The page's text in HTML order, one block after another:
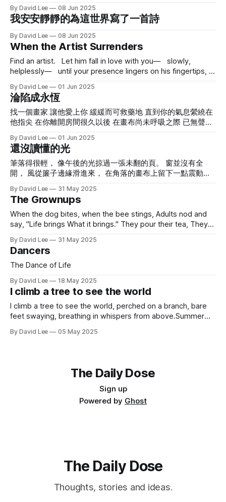
邊看天邊的雲。 吃到一半，小胖偉問：「如果我想走去看
海，可以怎麼走？」 老胖偉想了想，說：「地上的溪流啊，
大多最後都會流進海裡。所以想找海邊，順著溪流走，方向通
常沒錯。」 他頓了頓，看著小胖偉認真點頭，接著又補了一
句： 「但記得喔，有的路人能走，車卻過不去；有的看起來
通，其實會斷在半路。還有些地方是瀑布，落差比好幾層樓還
高—
「請交代主詞！動詞去了哪裡？」 詩沒有身分證號碼， 無法
完成筆錄。 拒絕配合調查， 不願簽下格式化的感情供詞。 帶
著紅筆走進夜裡， 改正錯字，改不動那段沉默的記憶。 語法
書的邊角捲起，像沒說完的話， 把情感分類歸檔，卻始終找
不到「妳」的標籤。 天要亮的時候，對著捏皺了空白的訴
然後，放下紅筆， 任一顆標點之外的心跳 自由地， 摔落。
⸻ 詩歌版本二 文法警察寫不出一首詩。 他試著押韻，左
右直行皆違規， 比喻超速，副詞過黏， 情緒如油跡，在語序
中潰散。
By David Lee 08 Jun 2025
我安安靜靜的為這世界寫了一首詩
By David Lee 08 Jun 2025
When the Artist Surrenders
Find an artist. Let him fall in love with you— slowly,
helplessly— until your presence lingers on his fingertips,
secret he paints into forever, the soul he surrenders to
before the canvas dares to breathe. One shared glance,
and
By David Lee 01 Jun 2025
淪陷成永恆
找一個畫家 讓他愛上你 緩緩而可救藥地 直到你的氣息縈繞在
他指尖 在你離開房間很久以後 在畫布尚未呼吸之際 已無聲墮
他的臨摹 不是他的擁有 是他沉默背後的回音 夢裡閃爍的光 筆
下無法掩飾的顫抖 終究，你定格成 被飢渴的色澤，和 記憶不
肯放手的曲線 終究 你 不再是你
By David Lee 01 Jun 2025
還沒讀懂的光
筆落得很輕， 像午後的光掠過一張未翻的頁。 窗並沒有全
開， 風從簾子邊緣滑進來， 在角落的畫布上留下一點震動。
候 抬頭看天空，頓了一下。 不是遲疑， 是什麼正在轉動， 像
種子在泥土裡翻了個身。 灰塵在光裡游著， 紙上浮現幾行
字。 不打擾誰， 也沒打算被讀出來。 沒說出口的許多東西，
在這一刻， 靜靜地站成了影子。 風沒有停， 但聲音變輕， 像
一切照舊， 只是某些東西， 已經被悄悄， 放下。
By David Lee 31 May 2025
The Grownups
When the dog bites, when the bee stings, Adults nod and
say, "Life brings What it brings." They pour their tea, They
pay the bills, Swallow what cannot be undone. They speak
of weather, traffic, news, To silence all
By David Lee 31 May 2025
Dancers
The Dance of Life
By David Lee 18 May 2025
I climb a tree to see the world
I climb a tree to see the world, perched on a branch, bare
feet swaying, breathing in whispers from above.Summer
each branch entering its own door, or window. I climb a tree
By David Lee 05 May 2025
The Daily Dose
Sign up
Powered by Ghost
The Daily Dose
Thoughts, stories and ideas.